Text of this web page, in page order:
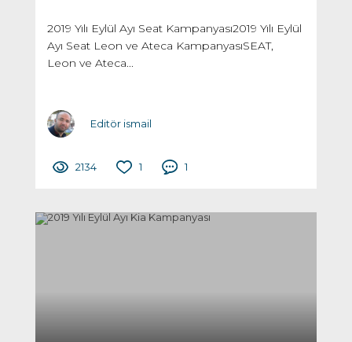
2019 Yılı Eylül Ayı Seat Kampanyası2019 Yılı Eylül
Ayı Seat Leon ve Ateca KampanyasıSEAT,
Leon ve Ateca...
Editör ismail
2134 1 1